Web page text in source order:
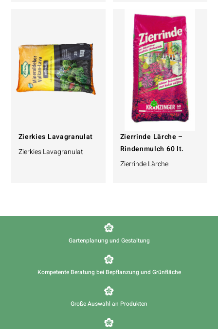
Zierkies Lavagranulat
Zierkies Lavagranulat
Zierrinde Lärche –
Rindenmulch 60 lt.
Zierrinde Lärche
Gartenplanung und Gestaltung
Kompetente Beratung bei Bepflanzung und Grünfläche
Große Auswahl an Produkten